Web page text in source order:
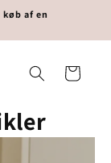
af en
Indkøbskurv